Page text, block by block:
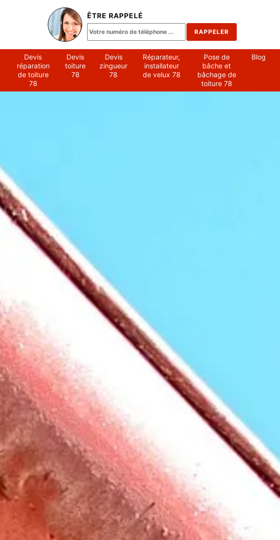
ÊTRE RAPPELÉ
Devis
réparation
de toiture
78
Devis
toiture
78
Devis
zingueur
78
Réparateur,
installateur
de velux 78
Pose de
bâche et
bâchage de
toiture 78
Blog